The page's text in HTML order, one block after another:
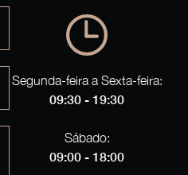
Segunda-feira a Sexta-feira:
09:30 - 19:30
Sábado:
09:00 - 18:00